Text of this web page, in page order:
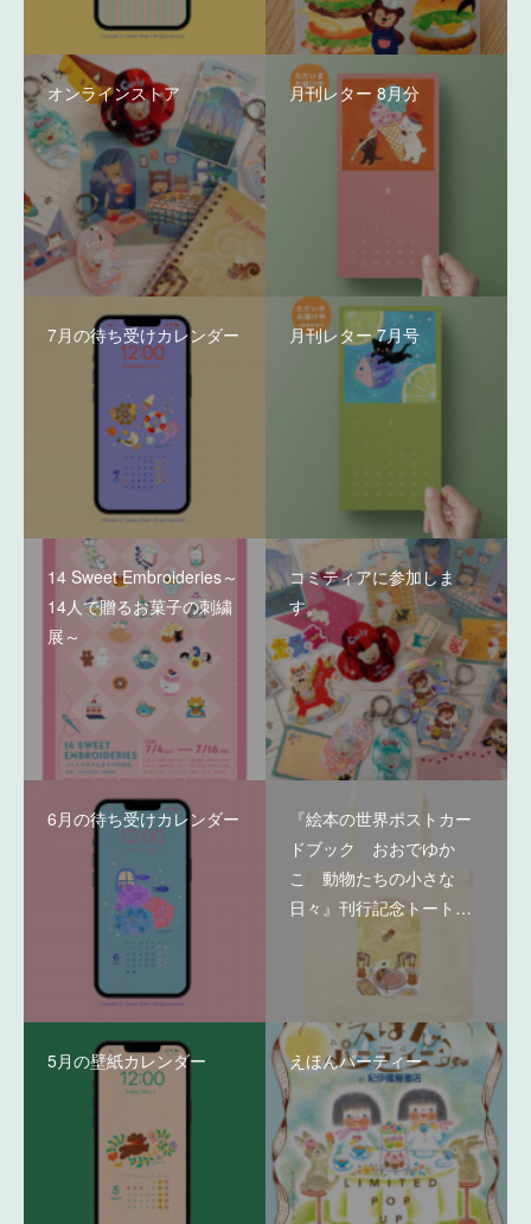
オンラインストア 月刊レター 8月分
7月の待ち受けカレンダー 月刊レター 7月号
14 Sweet Embroideries～
14人で贈るお菓子の刺繍
展～
コミティアに参加しま
す。
6月の待ち受けカレンダー
『絵本の世界ポストカー
ドブック おおでゆか
こ 動物たちの小さな
日々』刊行記念トート…
5月の壁紙カレンダー えほんパーティー